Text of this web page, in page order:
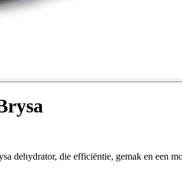
dehydrator, die efficiëntie, gemak en een